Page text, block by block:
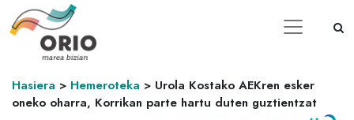
Hasiera > Hemeroteka > Urola Kostako AEKren esker
oneko oharra, Korrikan parte hartu duten guztientzat